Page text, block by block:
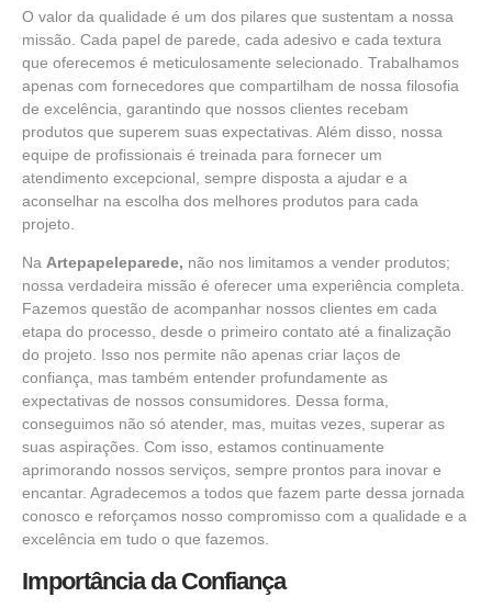
O valor da qualidade é um dos pilares que sustentam a nossa
missão. Cada papel de parede, cada adesivo e cada textura
que oferecemos é meticulosamente selecionado. Trabalhamos
apenas com fornecedores que compartilham de nossa filosofia
de excelência, garantindo que nossos clientes recebam
produtos que superem suas expectativas. Além disso, nossa
equipe de profissionais é treinada para fornecer um
atendimento excepcional, sempre disposta a ajudar e a
aconselhar na escolha dos melhores produtos para cada
projeto.
Na Artepapeleparede, não nos limitamos a vender produtos;
nossa verdadeira missão é oferecer uma experiência completa.
Fazemos questão de acompanhar nossos clientes em cada
etapa do processo, desde o primeiro contato até a finalização
do projeto. Isso nos permite não apenas criar laços de
confiança, mas também entender profundamente as
expectativas de nossos consumidores. Dessa forma,
conseguimos não só atender, mas, muitas vezes, superar as
suas aspirações. Com isso, estamos continuamente
aprimorando nossos serviços, sempre prontos para inovar e
encantar. Agradecemos a todos que fazem parte dessa jornada
conosco e reforçamos nosso compromisso com a qualidade e a
excelência em tudo o que fazemos.
Importância da Confiança